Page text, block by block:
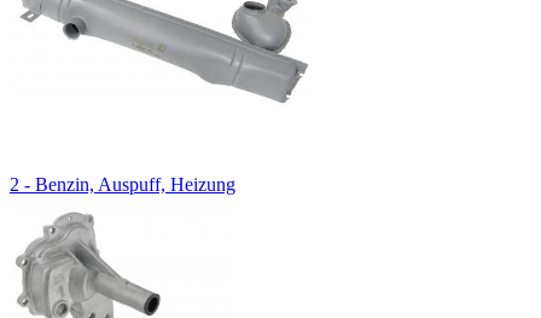
2 - Benzin, Auspuff, Heizung